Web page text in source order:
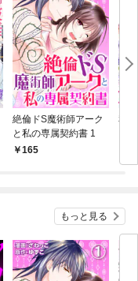
絶倫ドS魔術師アーク
と私の専属契約書 1
165
私
婚
もっと見る